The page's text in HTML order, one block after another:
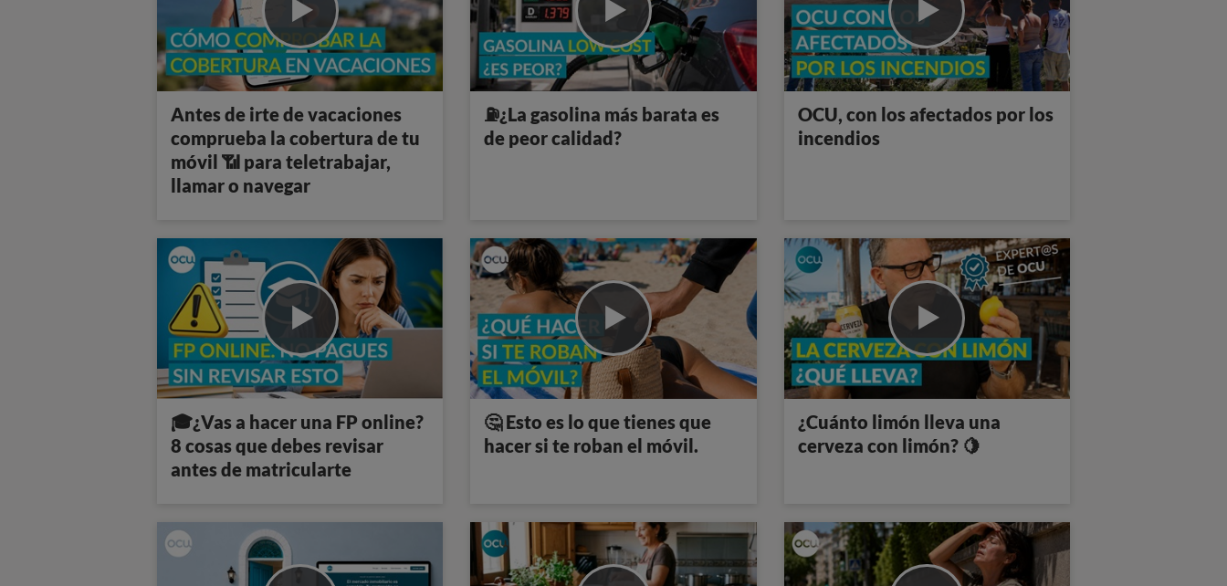
Antes de irte de vacaciones
comprueba la cobertura de tu
móvil 📶 para teletrabajar,
llamar o navegar
⛽¿La gasolina más barata es
de peor calidad?
OCU, con los afectados por los
incendios
🎓¿Vas a hacer una FP online?
8 cosas que debes revisar
antes de matricularte
🤔 Esto es lo que tienes que
hacer si te roban el móvil.
¿Cuánto limón lleva una
cerveza con limón? 🍋